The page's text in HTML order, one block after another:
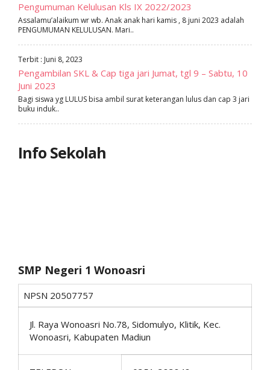
Pengumuman Kelulusan Kls IX 2022/2023
Assalamu’alaikum wr wb. Anak anak hari kamis , 8 juni 2023 adalah
PENGUMUMAN KELULUSAN. Mari..
Terbit : Juni 8, 2023
Pengambilan SKL & Cap tiga jari Jumat, tgl 9 – Sabtu, 10
Juni 2023
Bagi siswa yg LULUS bisa ambil surat keterangan lulus dan cap 3 jari
buku induk..
Info Sekolah
SMP Negeri 1 Wonoasri
NPSN 20507757
Jl. Raya Wonoasri No.78, Sidomulyo, Klitik, Kec.
Wonoasri, Kabupaten Madiun